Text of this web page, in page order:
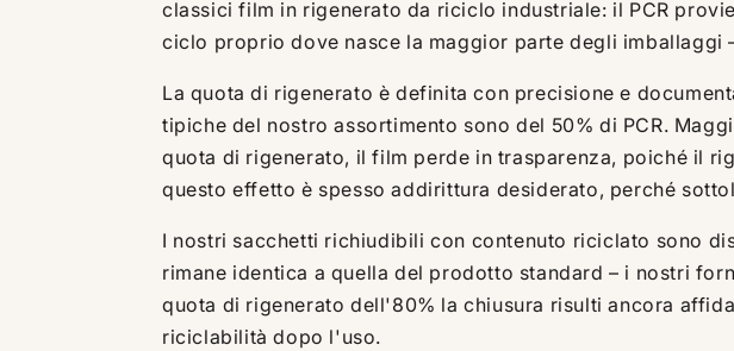
classici film in rigenerato da riciclo industriale: il PCR
ciclo proprio dove nasce la maggior parte degli imballaggi
La quota di rigenerato è definita con precisione e
tipiche del nostro assortimento sono del 50% di PCR.
quota di rigenerato, il film perde in trasparenza, poiché il
questo effetto è spesso addirittura desiderato, perché
I nostri sacchetti richiudibili con contenuto riciclato sono
rimane identica a quella del prodotto standard – i nostri
quota di rigenerato dell'80% la chiusura risulti ancora
riciclabilità dopo l'uso.